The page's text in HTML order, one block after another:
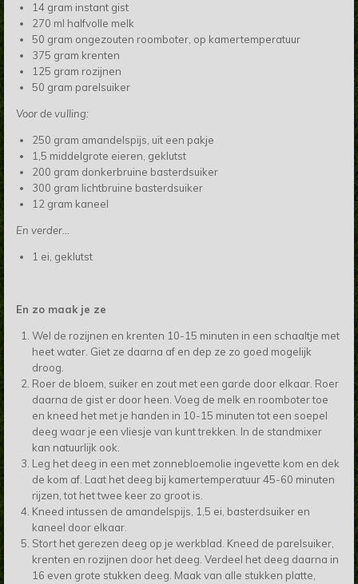
14 gram instant gist
270 ml halfvolle melk
50 gram ongezouten roomboter, op kamertemperatuur
375 gram krenten
125 gram rozijnen
50 gram parelsuiker
Voor de vulling:
250 gram amandelspijs, uit een pakje
1,5 middelgrote eieren, geklutst
200 gram donkerbruine basterdsuiker
300 gram lichtbruine basterdsuiker
12 gram kaneel
En verder...
1 ei, geklutst
En zo maak je ze
Wel de rozijnen en krenten 10-15 minuten in een schaaltje met
heet water. Giet ze daarna af en dep ze zo goed mogelijk
droog.
Roer de bloem, suiker en zout met een garde door elkaar. Roer
daarna de gist er door heen. Voeg de melk en roomboter toe
en kneed het met je handen in 10-15 minuten tot een soepel
deeg waar je een vliesje van kunt trekken. In de standmixer
kan natuurlijk ook.
Leg het deeg in een met zonnebloemolie ingevette kom en dek
de kom af. Laat het deeg bij kamertemperatuur 45-60 minuten
rijzen, tot het twee keer zo groot is.
Kneed intussen de amandelspijs, 1,5 ei, basterdsuiker en
kaneel door elkaar.
Stort het gerezen deeg op je werkblad. Kneed de parelsuiker,
krenten en rozijnen door het deeg. Verdeel het deeg daarna in
16 even grote stukken deeg. Maak van alle stukken platte,